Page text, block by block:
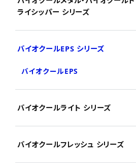
ライシッパー シリーズ
バイオクールEPS シリーズ
バイオクールEPS
バイオクールライト シリーズ
バイオクールフレッシュ シリーズ